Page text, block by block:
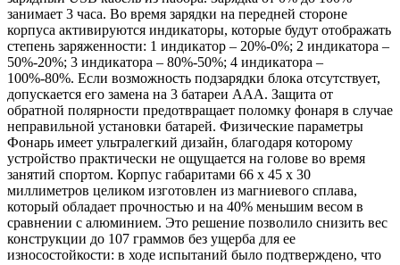
занимает 3 часа. Во время зарядки на передней стороне
корпуса активируются индикаторы, которые будут отображать
степень заряженности: 1 индикатор – 20%-0%; 2 индикатора –
50%-20%; 3 индикатора – 80%-50%; 4 индикатора –
100%-80%. Если возможность подзарядки блока отсутствует,
допускается его замена на 3 батареи ААА. Защита от
обратной полярности предотвращает поломку фонаря в случае
неправильной установки батарей. Физические параметры
Фонарь имеет ультралегкий дизайн, благодаря которому
устройство практически не ощущается на голове во время
занятий спортом. Корпус габаритами 66 х 45 х 30
миллиметров целиком изготовлен из магниевого сплава,
который обладает прочностью и на 40% меньшим весом в
сравнении с алюминием. Это решение позволило снизить вес
конструкции до 107 граммов без ущерба для ее
износостойкости: в ходе испытаний было подтверждено, что